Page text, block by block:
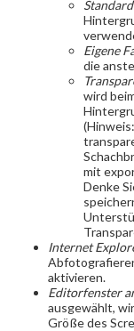
Eigene
die
wird
(Hinweis:
mit
Denke
Internet
aktivieren.
Editorfenster
ausgewählt,
Größe des